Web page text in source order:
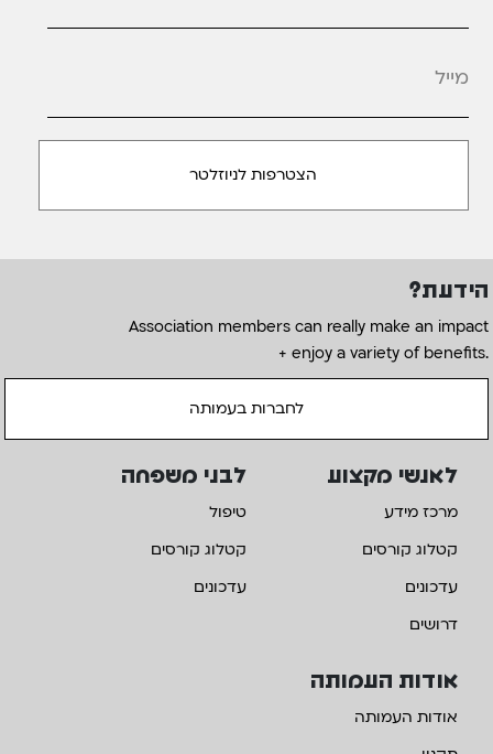
הידעת?
Association members can really make an impact
+ enjoy a variety of benefits.
לחברות בעמותה
אודות העמותה
אודות העמותה
לאנשי מקצוע
מרכז מידע
קטלוג קורסים
עדכונים
דרושים
לבני משפחה
טיפול
קטלוג קורסים
עדכונים